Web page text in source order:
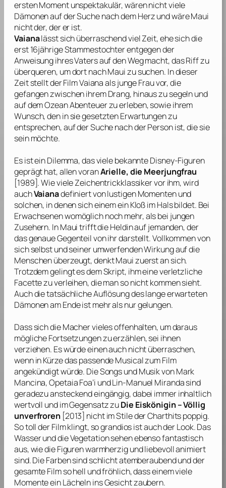
ersten Moment unspektakulär, wären nicht viele
Dämonen auf der Suche nach dem Herz und wäre Maui
nicht der, der er ist.
Vaianalässt sich überraschend viel Zeit, ehe sich die
erst 16jährige Stammestochter entgegen der
Anweisung ihres Vaters auf den Weg macht, das Riff zu
überqueren, um dort nach Maui zu suchen. In dieser
Zeit stellt der Film Vaiana als junge Frau vor, die
gefangen zwischen ihrem Drang, hinaus zu segeln und
auf dem Ozean Abenteuer zu erleben, sowie ihrem
Wunsch, den in sie gesetzten Erwartungen zu
entsprechen, auf der Suche nach der Person ist, die sie
sein möchte.
Es ist ein Dilemma, das viele bekannteDisney-Figuren
geprägt hat, allen voranArielle, die Meerjungfrau
[1989]. Wie viele Zeichentrickklassiker vor ihm, wird
auchVaianadefiniert von lustigen Momenten und
solchen, in denen sich einem ein Kloß im Hals bildet. Bei
Erwachsenen womöglich noch mehr, als bei jungen
Zusehern. In Maui trifft die Heldin auf jemanden, der
das genaue Gegenteil von ihr darstellt. Vollkommen von
sich selbst und seiner umwerfenden Wirkung auf die
Menschen überzeugt, denkt Maui zuerst an sich.
Trotzdem gelingt es dem Skript, ihm eine verletzliche
Facette zu verleihen, die man so nicht kommen sieht.
Auch die tatsächliche Auflösung des lange erwarteten
Dämonen am Ende ist mehr als nur gelungen.
Dass sich die Macher vieles offenhalten, um daraus
mögliche Fortsetzungen zu erzählen, sei ihnen
verziehen. Es würde einen auch nicht überraschen,
wenn in Kürze das passende Musical zum Film
angekündigt würde. Die Songs und Musik vonMark
Mancina,Opetaia Foa’i undLin-Manuel Mirandasind
geradezu ansteckend eingängig, dabei immer inhaltlich
wertvoll und im Gegensatz zuDie Eiskönigin – Völlig
unverfroren[2013] nicht im Stile der Charthits poppig.
So toll der Film klingt, so grandios ist auch der Look. Das
Wasser und die Vegetation sehen ebenso fantastisch
aus, wie die Figuren warmherzig und liebevoll animiert
sind. Die Farben sind schlicht atemberaubend und der
gesamte Film so hell und fröhlich, dass einem viele
Momente ein Lächeln ins Gesicht zaubern.